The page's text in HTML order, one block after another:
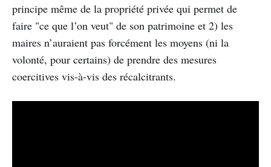
principe même de la propriété privée qui permet de
faire "ce que l’on veut" de son patrimoine et 2) les
maires n’auraient pas forcément les moyens (ni la
volonté, pour certains) de prendre des mesures
coercitives vis-à-vis des récalcitrants.